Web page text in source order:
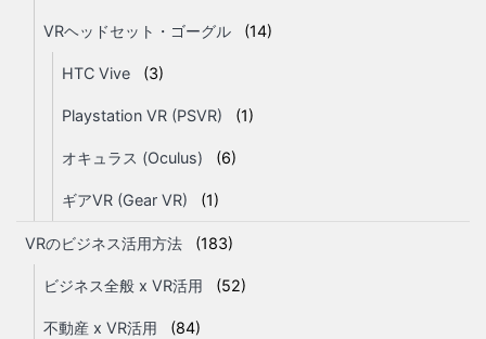
VRヘッドセット・ゴーグル (14)
HTC Vive (3)
Playstation VR (PSVR) (1)
オキュラス (Oculus) (6)
ギアVR (Gear VR) (1)
VRのビジネス活用方法 (183)
ビジネス全般 x VR活用 (52)
不動産 x VR活用 (84)